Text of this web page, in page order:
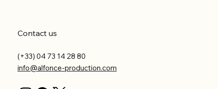
Contact us
(+33) 04 73 14 28 80
info@alfonce-production.com